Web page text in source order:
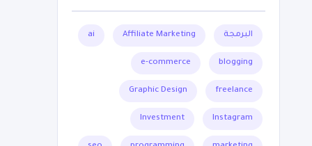
البرمجة Affiliate Marketing
ai
blogging
e-commerce
freelance
Graphic Design
Instagram
Investment